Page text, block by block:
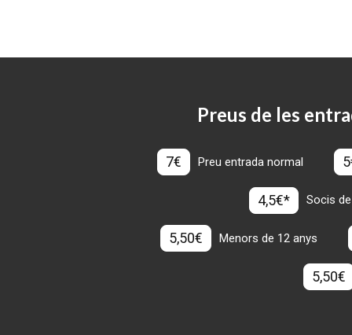
Preus de les
7€ Preu entrada normal
4,5€* Socis
5,50€ Menors de 12 anys
5,50€